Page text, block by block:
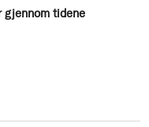
gjennom tidene